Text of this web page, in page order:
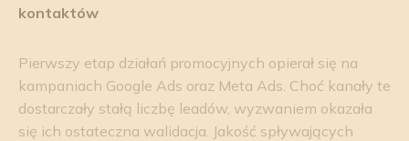
kontaktów
Pierwszy etap działań promocyjnych opierał się na
kampaniach Google Ads oraz Meta Ads. Choć kanały te
dostarczały stałą liczbę leadów, wyzwaniem okazała
się ich ostateczna walidacja. Jakość spływających